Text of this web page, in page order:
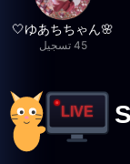
🌸ゆあちちゃん🤍
45 تسجيل